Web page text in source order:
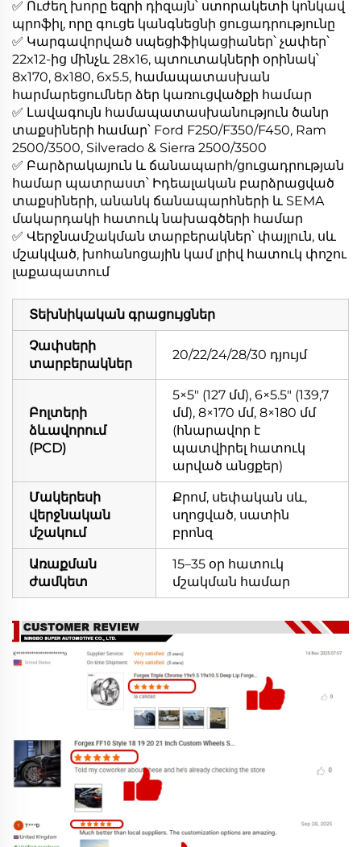
✅ Ուժեղ խորը եզրի դիզայն՝ ստորակետի կոնկավ
պրոֆիլ, որը գուցե կանգնեցնի ցուցադրությունը
✅ Կարգավորված սպեցիֆիկացիաներ՝ չափեր՝
22x12-ից մինչև 28x16, պտուտակների օրինակ՝
8x170, 8x180, 6x5.5, համապատասխան
հարմարեցումներ ձեր կառուցվածքի համար
✅ Լավագույն համապատասխանություն ծանր
տաքսիների համար՝ Ford F250/F350/F450, Ram
2500/3500, Silverado & Sierra 2500/3500
✅ Բարձրակայուն և ճանապարհ/ցուցադրության
համար պատրաստ՝ Իդեալական բարձրացված
տաքսիների, անանկ ճանապարհների և SEMA
մակարդակի հատուկ նախագծերի համար
✅ Վերջնամշակման տարբերակներ՝ փայլուն, սև
մշակված, խոհանոցային կամ լրիվ հատուկ փոշու
լաքապատում
Տեխնիկական գրացույցներ
Չափսերի
տարբերակներ
20/22/24/28/30 դյույմ
Բոլտերի
ձևավորում
(PCD)
5×5" (127 մմ), 6×5.5" (139,7
մմ), 8×170 մմ, 8×180 մմ
(հնարավոր է
պատվիրել հատուկ
արված անցքեր)
Մակերեսի
վերջնական
մշակում
Քրոմ, սեփական սև,
սղոցված, սատին
բրոնզ
Առաքման
ժամկետ
15–35 օր հատուկ
մշակման համար